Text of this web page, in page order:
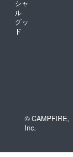
シャ
ル
グッ
ド
© CAMPFIRE,
Inc.